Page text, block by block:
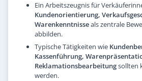
Ein Arbeitszeugnis für
Kundenorientierung,
Warenkenntnisseals zentrale
abbilden.
Typische Tätigkeiten wie
Kassenführung,
Reklamationsbearbeitungsollten
werden.